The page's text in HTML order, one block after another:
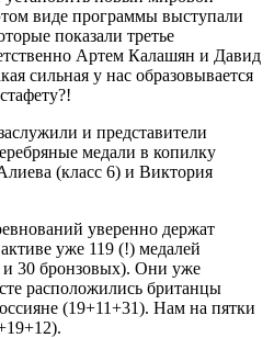
виде программы выступали
показали третье
Артем Калашян и Давид
сильная у нас образовывается
и представители
медали в копилку
(класс 6) и Виктория
уверенно держат
уже 119 (!) медалей
и 30 бронзовых). Они уже
расположились британцы
(19+11+31). Нам на пятки